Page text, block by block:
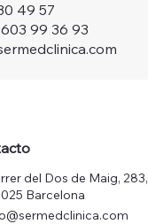
49 57
99 36 93
del Dos de Maig, 283,
Barcelona